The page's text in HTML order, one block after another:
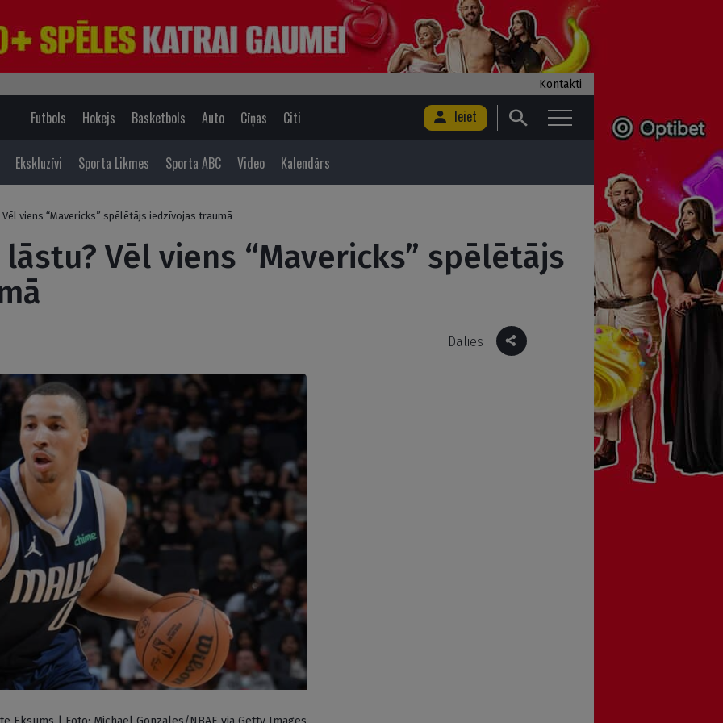
Kontakti
Futbols Hokejs Basketbols Auto Cīņas Citi Ieiet
Ekskluzīvi Sporta Likmes Sporta ABC Video Kalendārs
viens “Mavericks” spēlētājs iedzīvojas traumā
Vēl viens “Mavericks” spēlētājs
Dalies